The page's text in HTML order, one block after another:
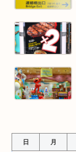
日 月